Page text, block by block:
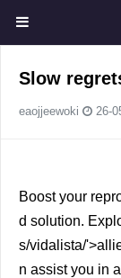
Slow
eaojjeewoki 26-
Boost your
d solution.
s/vidalista/
n assist you in